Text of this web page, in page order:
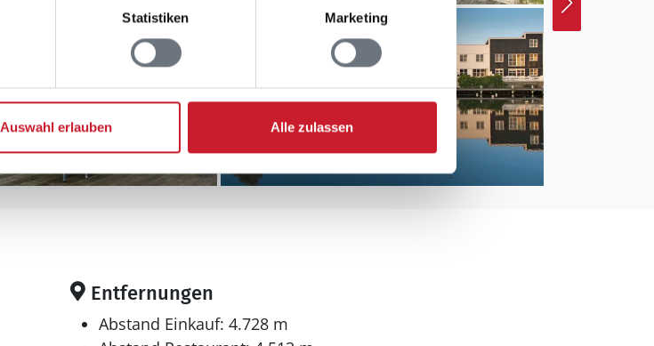
Statistiken Marketing
Auswahl erlauben Alle zulassen
Entfernungen
Abstand Einkauf: 4.728 m